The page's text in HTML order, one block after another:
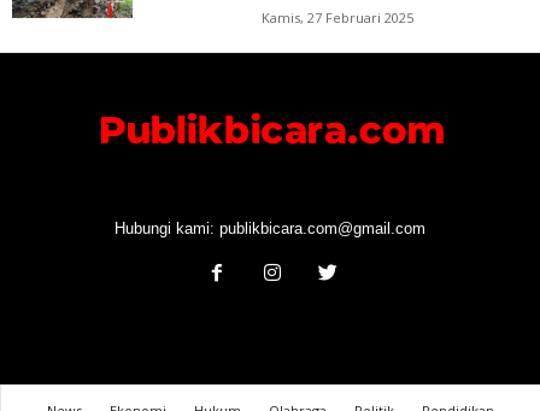
Kamis, 27 Februari 2025
Hubungi kami: publikbicara.com@gmail.com